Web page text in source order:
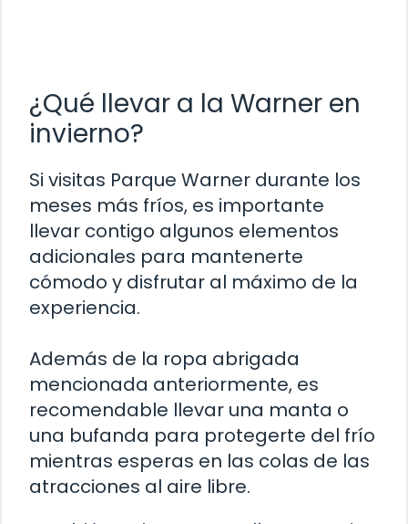
¿Qué llevar a la Warner en
invierno?
Si visitas Parque Warner durante los
meses más fríos, es importante
llevar contigo algunos elementos
adicionales para mantenerte
cómodo y disfrutar al máximo de la
experiencia.
Además de la ropa abrigada
mencionada anteriormente, es
recomendable llevar una manta o
una bufanda para protegerte del frío
mientras esperas en las colas de las
atracciones al aire libre.